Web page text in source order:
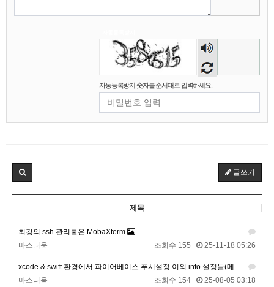
숫자
음성
듣기
자동등록방지 숫자를 순서대로 입력하세요.
글쓰기
제목
최강의 ssh 관리툴은 MobaXterm
마스터욱
조회수 155 25-11-18 05:26
xcode & swift 환경에서 파이어베이스 푸시설정 이외 info 설정들(메모메모)
마스터욱
조회수 154 25-08-05 03:18
2025년 09월 07일 일요일
오픈채팅 문의남겨놨습니다
2025년 09월 18일 목요일
벌레세끼 어서와라
10:58:34
벌레세끼
10:59:00
2025년 09월 19일 금요일